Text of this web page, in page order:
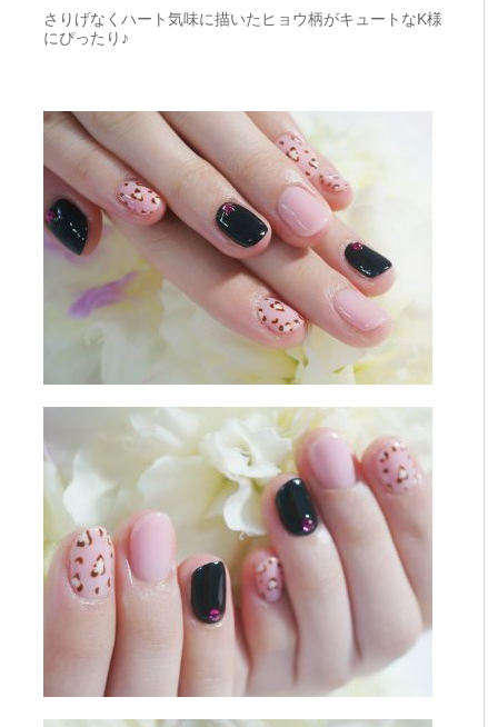
さりげなくハート気味に描いたヒョウ柄がキュートなK様
にぴったり♪